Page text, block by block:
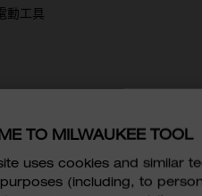
動工具
OUTPUT™バッテリーパ
TO MILWAUKEE TOOL
uses cookies and similar
(including, to